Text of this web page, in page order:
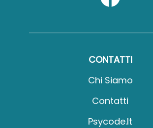
CONTATTI
Chi Siamo
Contatti
Psycode.it